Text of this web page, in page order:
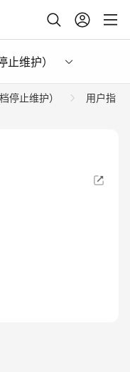
维护）
停止维护）
用户指